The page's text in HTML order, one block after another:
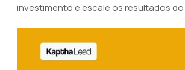
investimento e escale os resultados